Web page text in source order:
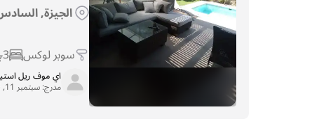
الجيزة,
سوبر لوكس 3
اي موف ريل
مدرج:سبتمبر 11, 2025